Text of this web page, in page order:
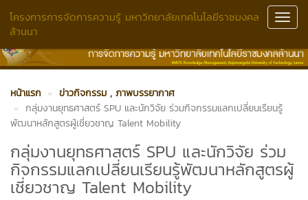
โครงการการจัดการความรู้ มหาวิทยาลัยเทคโนโลยีราชมงคล
ล้านนา
หน้าแรก ข่าวกิจกรรม , ภาพบรรยากาศ
กลุ่มงานยุทธศาสตร์ SPU และนักวิจัย ร่วมกิจกรรมแลกเปลี่ยนเรียนรู้
พัฒนาหลักสูตรผู้เชี่ยวชาญ Talent Mobility
กลุ่มงานยุทธศาสตร์ SPU และนักวิจัย ร่วม
กิจกรรมแลกเปลี่ยนเรียนรู้พัฒนาหลักสูตรผู้
เชี่ยวชาญ Talent Mobility